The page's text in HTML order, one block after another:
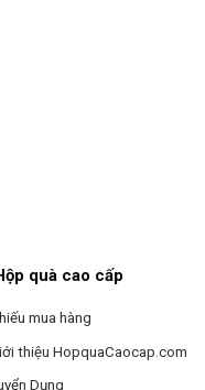
quà cao cấp
mua hàng
thiệu HopquaCaocap.com
Dụng